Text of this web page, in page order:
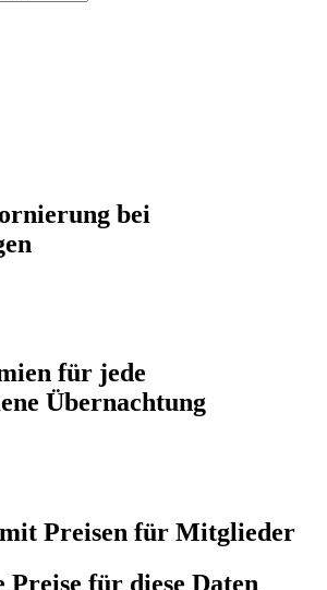
bei
für jede
Übernachtung
Preisen für Mitglieder
für diese Daten